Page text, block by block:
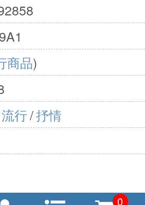
商品)
流行/抒情
0